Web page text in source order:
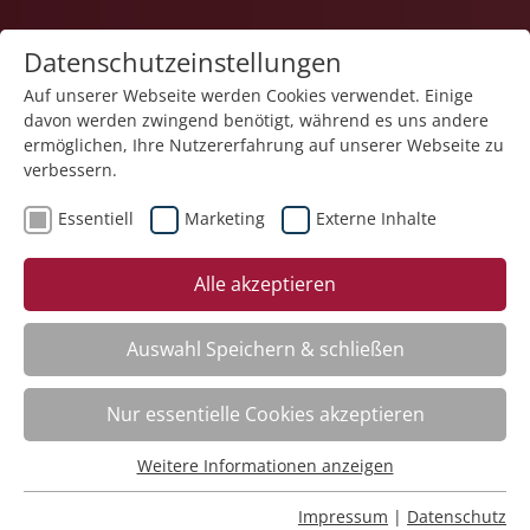
1
Veranstaltung "Basics in der Pflege – Kurs
Unterstützung im Alltag" (Nr. 06) wurde in den
Warenkorb gelegt.
Fachbereich
ADHS. Aufmerksamkeitsdefizit-Hyperaktivitätsstörung
261101
Datenschutzeinstellungen
Auf unserer Webseite werden Cookies verwendet. Einige
davon werden zwingend benötigt, während es uns andere
ermöglichen, Ihre Nutzererfahrung auf unserer Webseite zu
verbessern.
Essentiell Marketing Externe Inhalte
Alle akzeptieren
Auswahl Speichern & schließen
Nur essentielle Cookies akzeptieren
Essentielle Cookies werden für grundlegende Funktionen
Weitere Informationen anzeigen
Impressum | Datenschutz